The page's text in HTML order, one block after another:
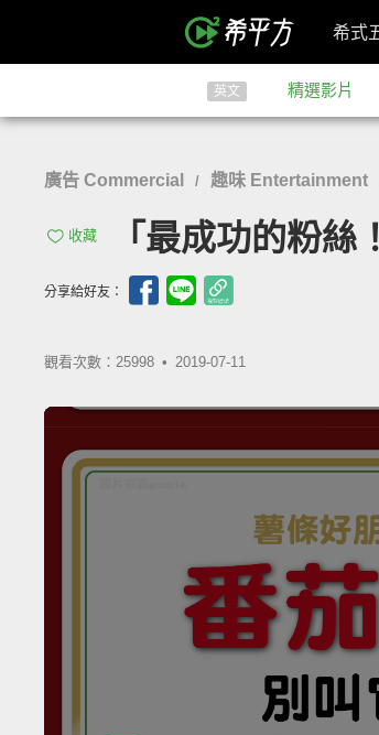
希式
英文 精選影片
廣告 Commercial / 趣味 Entertainment
收藏 「最成功的粉
分享給好友：
觀看次數：25998 • 2019-07-11